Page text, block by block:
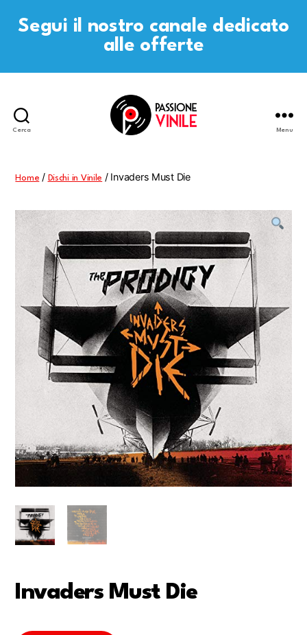
Segui il nostro canale dedicato
alle offerte
Cerca Menu
Home / Dischi in Vinile / Invaders Must Die
Invaders Must Die